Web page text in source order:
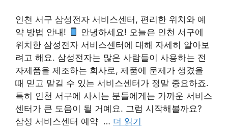
인천 서구 삼성전자 서비스센터, 편리한 위치와 예
약 방법 안내!
안녕하세요! 오늘은 인천 서구에
위치한 삼성전자 서비스센터에 대해 자세히 알아보
려고 해요. 삼성전자는 많은 사람들이 사용하는 전
자제품을 제조하는 회사로, 제품에 문제가 생겼을
때 믿고 맡길 수 있는 서비스센터가 정말 중요하죠.
특히 인천 서구에 사시는 분들에게는 가까운 서비스
센터가 큰 도움이 될 거예요. 그럼 시작해볼까요?
삼성 서비스센터 예약 … 더 읽기